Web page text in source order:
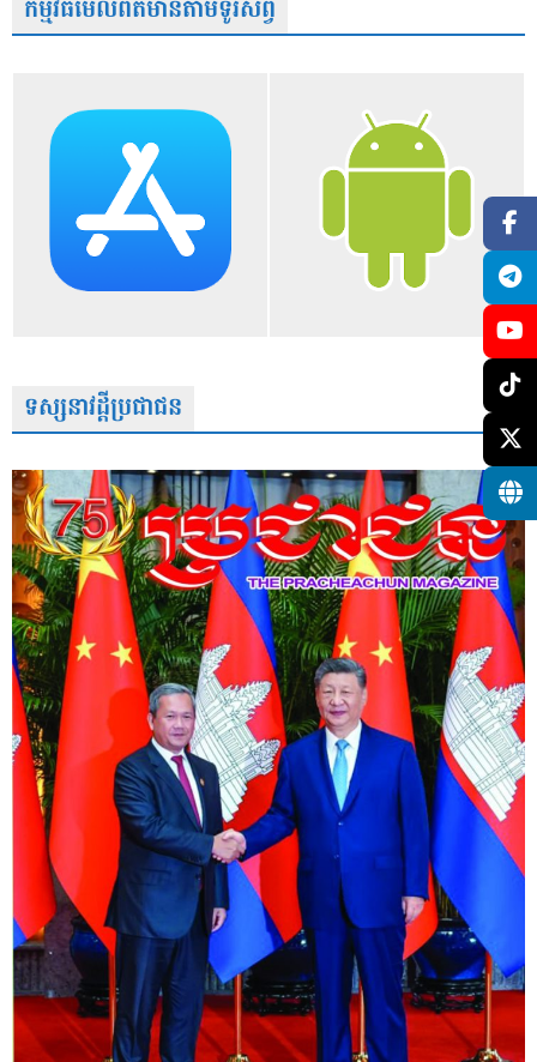
កម្មវិធីមើលព័ត៌មានតាមទូរស័ព្វ
ទស្សនាវដ្តីប្រជាជន